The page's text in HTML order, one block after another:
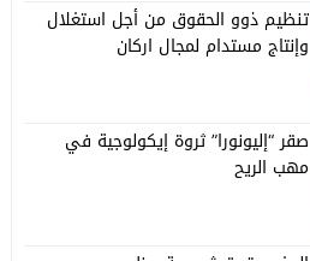
تنظيم ذوو الحقوق من أجل استغلال
وإنتاج مستدام لمجال اركان
صقر “إليونورا” ثروة إيكولوجية في
مهب الريح